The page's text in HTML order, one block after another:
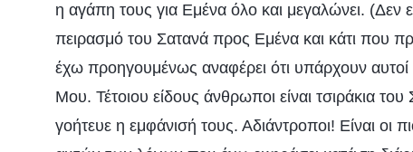
η αγάπη τους για Εμένα όλο και μεγαλώνει. (Δεν
πειρασμό του Σατανά προς Εμένα και κάτι που
έχω προηγουμένως αναφέρει ότι υπάρχουν
Μου. Τέτοιου είδους άνθρωποι είναι τσιράκια
γοήτευε η εμφάνισή τους. Αδιάντροποι! Είναι